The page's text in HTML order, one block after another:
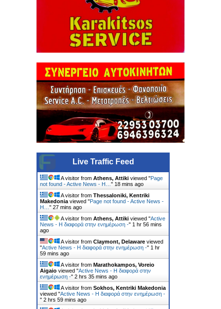
Live Traffic Feed
A visitor from Athens, Attiki viewed "Page
not found - Active News - Η… " 18 mins ago
A visitor from Thessaloniki, Kentriki
Makedonia viewed "Page not found - Active News -
Η… " 27 mins ago
A visitor from Athens, Attiki viewed "Active
News - Η διαφορά στην ενημέρωση -" 1 hr 56 mins
ago
A visitor from Claymont, Delaware viewed
"Active News - Η διαφορά στην ενημέρωση -" 1 hr
59 mins ago
A visitor from Marathokampos, Voreio
Aigaio viewed "Active News - Η διαφορά στην
ενημέρωση -" 2 hrs 35 mins ago
A visitor from Sokhos, Kentriki Makedonia
viewed "Active News - Η διαφορά στην ενημέρωση -
" 2 hrs 59 mins ago